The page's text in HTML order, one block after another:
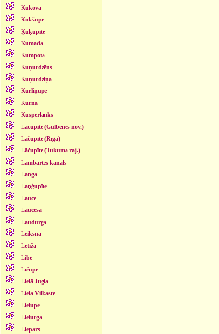
Kūkova
Kukšupe
Ķūķupīte
Kumada
Kumpota
Kuņurdzēns
Kuņurdziņa
Kurliņupe
Kurna
Kusperlanks
Lāčupīte (Gulbenes nov.)
Lāčupīte (Rīgā)
Lāčupīte (Tukuma raj.)
Lambārtes kanāls
Langa
Laņģupīte
Lauce
Laucesa
Laudurga
Leiksna
Lētīža
Libe
Līčupe
Lielā Jugla
Lielā Vilkaste
Lielupe
Lielurga
Liepars